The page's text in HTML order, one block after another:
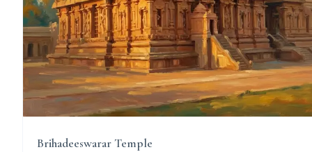
Brihadeeswarar Temple